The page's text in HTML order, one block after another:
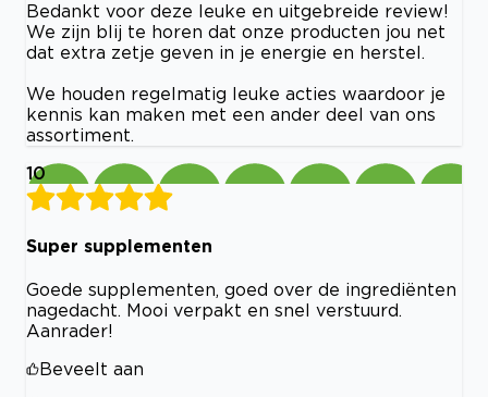
Bedankt voor deze leuke en uitgebreide review!
We zijn blij te horen dat onze producten jou net
dat extra zetje geven in je energie en herstel.
We houden regelmatig leuke acties waardoor je
kennis kan maken met een ander deel van ons
assortiment.
10
Super supplementen
Goede supplementen, goed over de ingrediënten
nagedacht. Mooi verpakt en snel verstuurd.
Aanrader!
Beveelt aan